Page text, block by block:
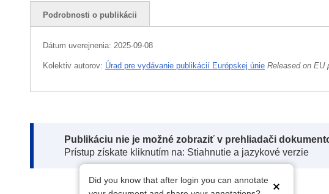
Podrobnosti o publikácii
Dátum uverejnenia: 2025-09-08
Kolektiv autorov: Úrad pre vydávanie publikácií Európskej únie Released on EU
Note:
Publikáciu nie je možné zobraziť v prehliadači
Prístup získate kliknutím na: Stiahnutie a jazykové verzie
Did you know that after login you can annotate